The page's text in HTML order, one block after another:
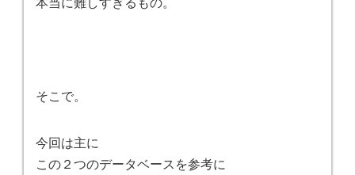
そこで。
今回は主に
この２つのデータベースを参考に